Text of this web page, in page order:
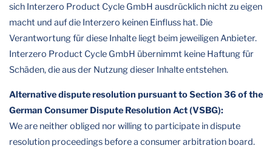
sich Interzero Product Cycle GmbH ausdrücklich nicht zu eigen
macht und auf die Interzero keinen Einfluss hat. Die
Verantwortung für diese Inhalte liegt beim jeweiligen Anbieter.
Interzero Product Cycle GmbH übernimmt keine Haftung für
Schäden, die aus der Nutzung dieser Inhalte entstehen.
Alternative dispute resolution pursuant to Section 36 of the
German Consumer Dispute Resolution Act (VSBG):
We are neither obliged nor willing to participate in dispute
resolution proceedings before a consumer arbitration board.